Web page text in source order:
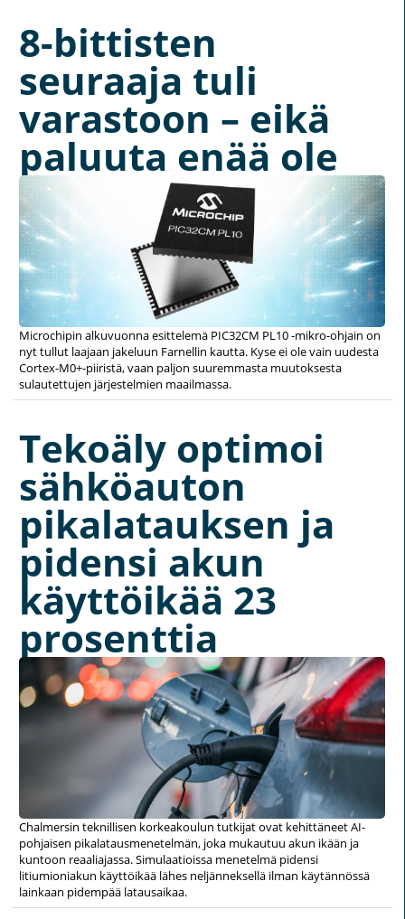
8-bittisten
seuraaja tuli
varastoon – eikä
paluuta enää ole
Microchipin alkuvuonna esittelemä PIC32CM PL10 -mikro-ohjain on
nyt tullut laajaan jakeluun Farnellin kautta. Kyse ei ole vain uudesta
Cortex-M0+-piiristä, vaan paljon suuremmasta muutoksesta
sulautettujen järjestelmien maailmassa.
Tekoäly optimoi
sähköauton
pikalatauksen ja
pidensi akun
käyttöikää 23
prosenttia
Chalmersin teknillisen korkeakoulun tutkijat ovat kehittäneet AI-
pohjaisen pikalatausmenetelmän, joka mukautuu akun ikään ja
kuntoon reaaliajassa. Simulaatioissa menetelmä pidensi
litiumioniakun käyttöikää lähes neljänneksellä ilman käytännössä
lainkaan pidempää latausaikaa.